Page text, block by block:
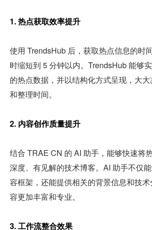
1. 热点获取效率提升
使用 TrendsHub 后，获取热点信息的时
时缩短到 5 分钟以内。TrendsHub 能够
的热点数据，并以结构化方式呈现，大
和整理时间。
2. 内容创作质量提升
结合 TRAE CN 的 AI 助手，能够快速将
深度、有见解的技术博客。AI 助手不仅
容框架，还能提供相关的背景信息和技
容更加丰富和专业。
3. 工作流整合效果